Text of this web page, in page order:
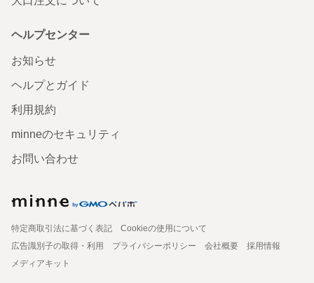
ヘルプセンター
お知らせ
ヘルプとガイド
利用規約
minneのセキュリティ
お問い合わせ
特定商取引法に基づく表記
Cookieの使用について
広告識別子の取得・利用
プライバシーポリシー 会社概要
採用情報
メディアキット